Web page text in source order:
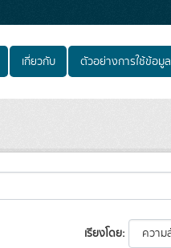
เกี่ยวกับ ตัวอย่างการใช้ข้อมูล
เรียงโดย